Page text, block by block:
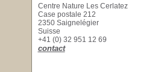
Centre Nature Les Cerlatez
Case postale 212
2350 Saignelégier
Suisse
+41 (0) 32 951 12 69
contact